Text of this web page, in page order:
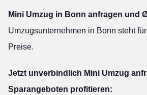
Mini Umzug in Bonn anfragen und
Umzugsunternehmen in Bonn steht
Preise.
Jetzt unverbindlich Mini Umzug
Sparangeboten profitieren: